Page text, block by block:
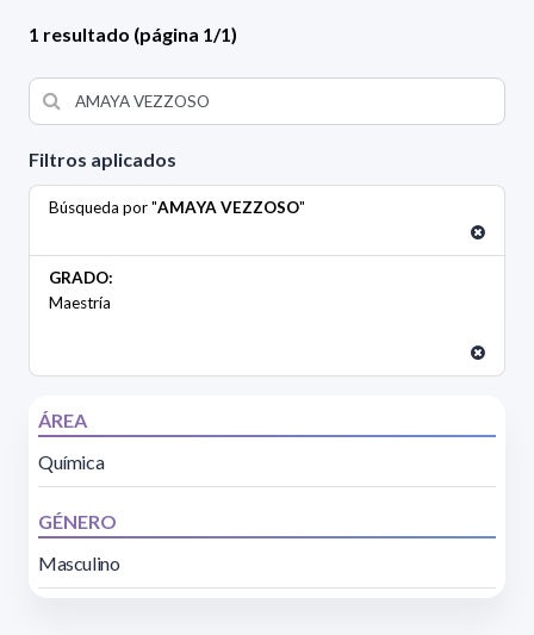
Filtros aplicados
Búsqueda por "AMAYA VEZZOSO"
GRADO:
Maestría
ÁREA
Química
GÉNERO
Masculino
1 resultado (página 1/1)